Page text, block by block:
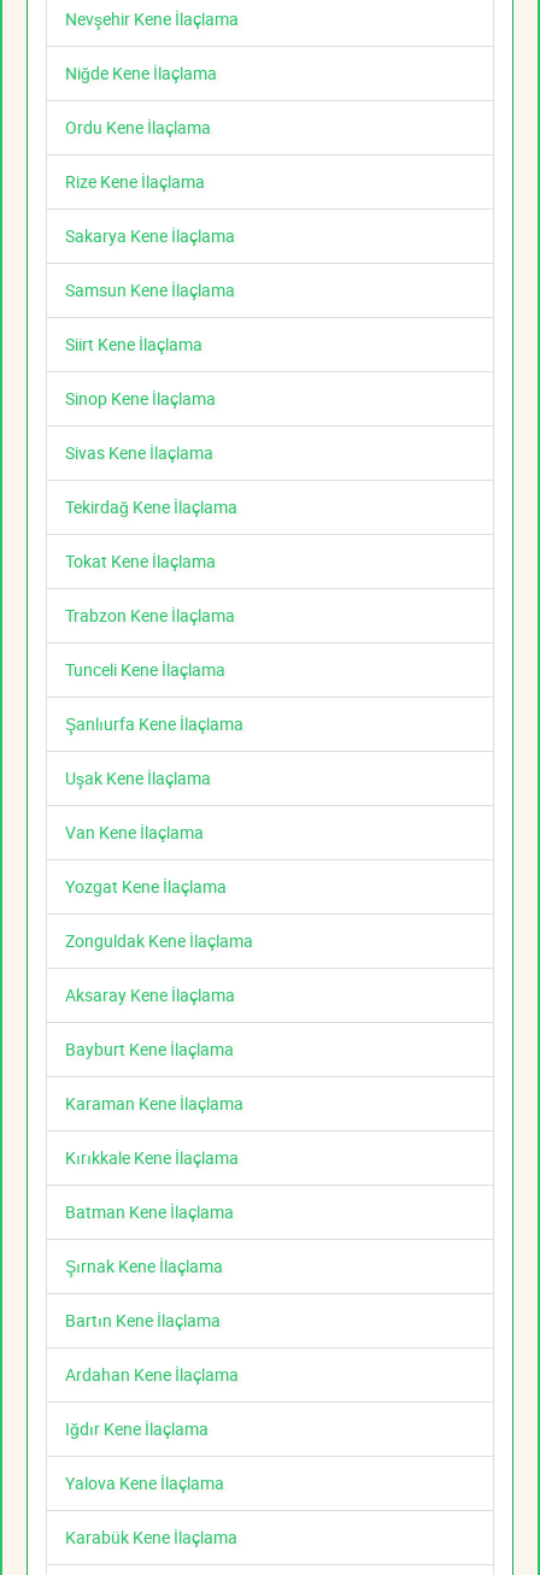
Nevşehir Kene İlaçlama
Niğde Kene İlaçlama
Ordu Kene İlaçlama
Rize Kene İlaçlama
Sakarya Kene İlaçlama
Samsun Kene İlaçlama
Siirt Kene İlaçlama
Sinop Kene İlaçlama
Sivas Kene İlaçlama
Tekirdağ Kene İlaçlama
Tokat Kene İlaçlama
Trabzon Kene İlaçlama
Tunceli Kene İlaçlama
Şanlıurfa Kene İlaçlama
Uşak Kene İlaçlama
Van Kene İlaçlama
Yozgat Kene İlaçlama
Zonguldak Kene İlaçlama
Aksaray Kene İlaçlama
Bayburt Kene İlaçlama
Karaman Kene İlaçlama
Kırıkkale Kene İlaçlama
Batman Kene İlaçlama
Şırnak Kene İlaçlama
Bartın Kene İlaçlama
Ardahan Kene İlaçlama
Iğdır Kene İlaçlama
Yalova Kene İlaçlama
Karabük Kene İlaçlama